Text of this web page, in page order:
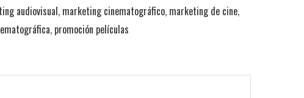
audiovisual, marketing cinematográfico, marketing de cine,
, promoción películas